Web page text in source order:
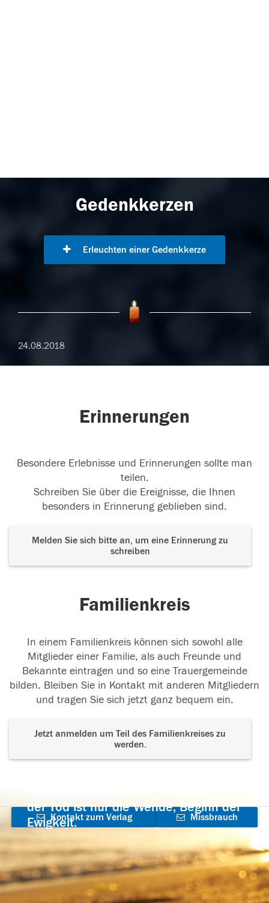
Gedenkkerzen
Erleuchten einer Gedenkkerze
24.08.2018
Erinnerungen
Besondere Erlebnisse und Erinnerungen sollte man
teilen.
Schreiben Sie über die Ereignisse, die Ihnen
besonders in Erinnerung geblieben sind.
Melden Sie sich bitte an, um eine Erinnerung zu
schreiben
Familienkreis
In einem Familienkreis können sich sowohl alle
Mitglieder einer Familie, als auch Freunde und
Bekannte eintragen und so eine Trauergemeinde
bilden. Bleiben Sie in Kontakt mit anderen Mitgliedern
und tragen Sie sich jetzt ganz bequem ein.
Jetzt anmelden um Teil des Familienkreises zu
werden.
der Tod ist nur die Wende, Beginn der
Ewigkeit.
Kontakt zum Verlag
aufnehmen
Missbrauch